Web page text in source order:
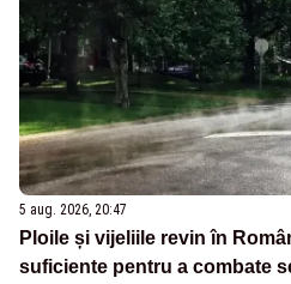
5 aug. 2026, 20:47
Ploile și vijeliile revin în
suficiente pentru a combate